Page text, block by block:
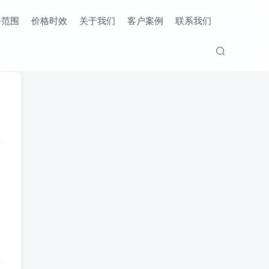
围 价格时效 关于我们 客户案例 联系我们